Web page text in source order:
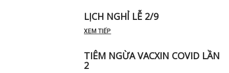
LỊCH NGHỈ LỄ 2/9
XEM TIẾP
TIÊM NGỪA VACXIN COVID LẦN
2